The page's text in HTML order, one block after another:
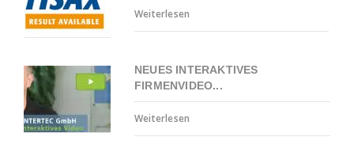
Weiterlesen
NEUES INTERAKTIVES
FIRMENVIDEO...
Weiterlesen